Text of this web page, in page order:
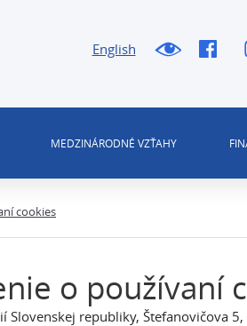
English
MEDZINÁRODNÉ VZŤAHY
cookies
o používaní
republiky, Štefanovičova